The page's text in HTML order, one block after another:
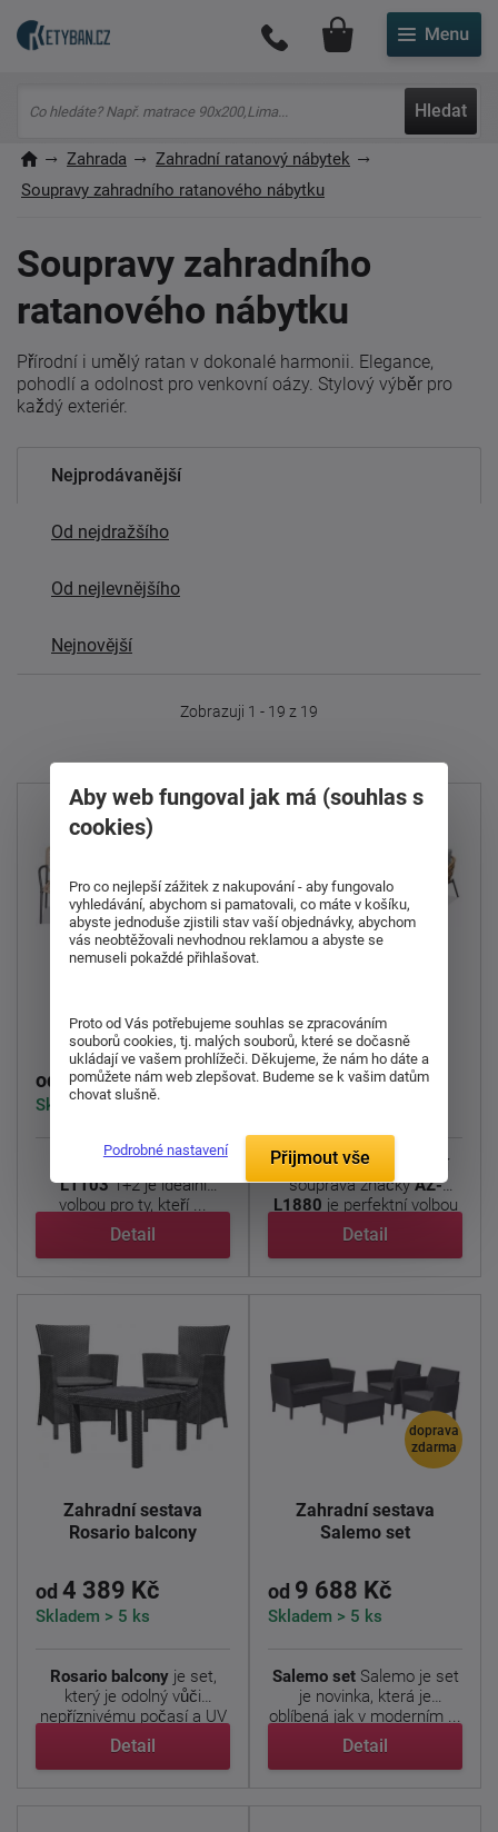
Hledat
Můj účet
Zahrada
Zahradní ratanový nábytek
Soupravy zahradního ratanového nábytku
Soupravy zahradního
ratanového nábytku
Přírodní i umělý ratan v dokonalé harmonii. Elegance,
pohodlí a odolnost pro venkovní oázy. Stylový výběr pro
každý exteriér.
Nejprodávanější
Od nejdražšího
Od nejlevnějšího
Nejnovější
Zobrazuji 1 - 19 z 19
AZ-L1103
od 1 990 Kč
Skladem > 5 ks
L11031+2 je ideální
volbou pro ty, kteří ...
Detail
AZ-L1880
od9 890 Kč
Tato elegantní zahradní
souprava značkyAZ-
L1880 je perfektní volbou
...
Detail
Zahradní sestava
Rosario balcony
od 4 389 Kč
Skladem > 5 ks
Rosario balconyje set,
který je odolný vůči
nepříznivému počasí a UV
...
Detail
doprava
zdarma
Zahradní sestava
Salemo set
od 9 688 Kč
Skladem > 5 ks
Salemo setSalemo je set
je novinka, která je
oblíbená jak v moderním ...
Detail
Aby web fungoval jak má (souhlas s
cookies)
Pro co nejlepší zážitek z nakupování - aby fungovalo
vyhledávání, abychom si pamatovali, co máte v košíku,
abyste jednoduše zjistili stav vaší objednávky, abychom
vás neobtěžovali nevhodnou reklamou a abyste se
nemuseli pokaždé přihlašovat.
Proto od Vás potřebujeme souhlas se zpracováním
souborů cookies, tj. malých souborů, které se dočasně
ukládají ve vašem prohlížeči. Děkujeme, že nám ho dáte a
pomůžete nám web zlepšovat. Budeme se k vašim datům
chovat slušně.
Podrobné nastavení Přijmout vše